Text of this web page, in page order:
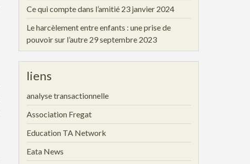
Ce qui compte dans l’amitié 23 janvier 2024
Le harcèlement entre enfants : une prise de
pouvoir sur l’autre 29 septembre 2023
liens
analyse transactionnelle
Association Fregat
Education TA Network
Eata News